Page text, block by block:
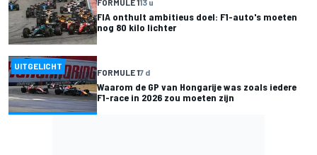
FORMULE 113 u
FIA onthult ambitieus doel: F1-auto's moeten
nog 80 kilo lichter
UITGELICHT
FORMULE 17 d
Waarom de GP van Hongarije was zoals iedere
F1-race in 2026 zou moeten zijn